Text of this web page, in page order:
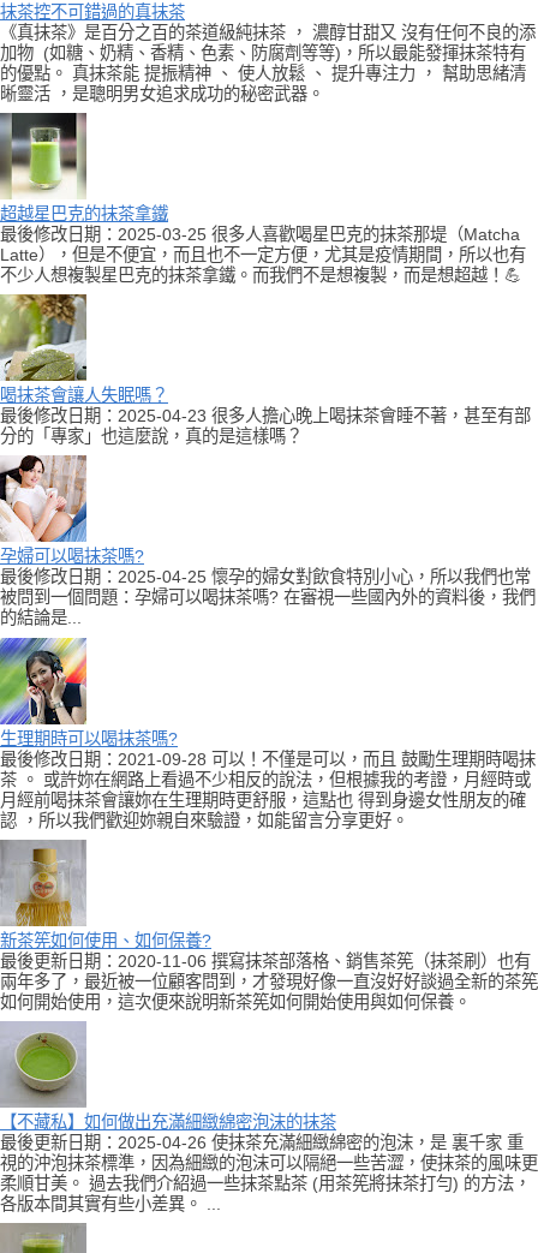
抹茶控不可錯過的真抹茶
《真抹茶》是百分之百的茶道級純抹茶 ， 濃醇甘甜又 沒有任何不良的添
加物 (如糖、奶精、香精、色素、防腐劑等等)，所以最能發揮抹茶特有
的優點。 真抹茶能 提振精神 、 使人放鬆 、 提升專注力 ， 幫助思緒清
晰靈活 ，是聰明男女追求成功的秘密武器。
超越星巴克的抹茶拿鐵
最後修改日期：2025-03-25 很多人喜歡喝星巴克的抹茶那堤（Matcha
Latte），但是不便宜，而且也不一定方便，尤其是疫情期間，所以也有
不少人想複製星巴克的抹茶拿鐵。而我們不是想複製，而是想超越！💪
喝抹茶會讓人失眠嗎？
最後修改日期：2025-04-23 很多人擔心晚上喝抹茶會睡不著，甚至有部
分的「專家」也這麼說，真的是這樣嗎？
孕婦可以喝抹茶嗎?
最後修改日期：2025-04-25 懷孕的婦女對飲食特別小心，所以我們也常
被問到一個問題：孕婦可以喝抹茶嗎? 在審視一些國內外的資料後，我們
的結論是...
生理期時可以喝抹茶嗎?
最後修改日期：2021-09-28 可以！不僅是可以，而且 鼓勵生理期時喝抹
茶 。 或許妳在網路上看過不少相反的說法，但根據我的考證，月經時或
月經前喝抹茶會讓妳在生理期時更舒服，這點也 得到身邊女性朋友的確
認 ，所以我們歡迎妳親自來驗證，如能留言分享更好。
新茶筅如何使用、如何保養?
最後更新日期：2020-11-06 撰寫抹茶部落格、銷售茶筅（抹茶刷）也有
兩年多了，最近被一位顧客問到，才發現好像一直沒好好談過全新的茶筅
如何開始使用，這次便來說明新茶筅如何開始使用與如何保養。
【不藏私】如何做出充滿細緻綿密泡沫的抹茶
最後更新日期：2025-04-26 使抹茶充滿細緻綿密的泡沫，是 裏千家 重
視的沖泡抹茶標準，因為細緻的泡沫可以隔絕一些苦澀，使抹茶的風味更
柔順甘美。 過去我們介紹過一些抹茶點茶 (用茶筅將抹茶打勻) 的方法，
各版本間其實有些小差異。 ...